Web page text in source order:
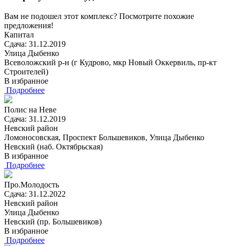
Вам не подошел этот комплекс? Посмотрите похожие
предложения!
Капитал
Сдача: 31.12.2019
Улица Дыбенко
Всеволожский р-н (г Кудрово, мкр Новый Оккервиль, пр-кт
Строителей)
В избранное
Подробнее
Полис на Неве
Сдача: 31.12.2019
Невский район
Ломоносовская, Проспект Большевиков, Улица Дыбенко
Невский (наб. Октябрьская)
В избранное
Подробнее
Про.Молодость
Сдача: 31.12.2022
Невский район
Улица Дыбенко
Невский (пр. Большевиков)
В избранное
Подробнее